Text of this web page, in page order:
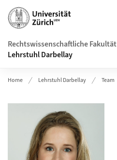
Header
Rechtswissenschaftliche Fakultät
Lehrstuhl Darbellay
Home Lehrstuhl Darbellay Team